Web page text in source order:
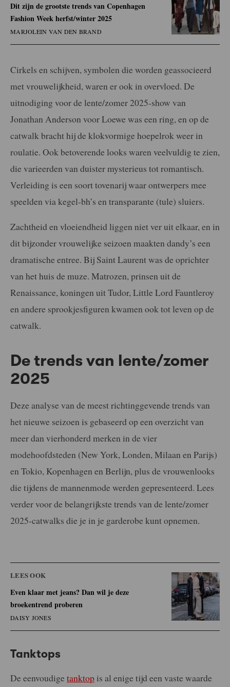
Dit zijn de grootste trends van Copenhagen
Fashion Week herfst/winter 2025
MARJOLEIN VAN DEN BRAND
Cirkels en schijven, symbolen die worden geassocieerd
met vrouwelijkheid, waren er ook in overvloed. De
uitnodiging voor de lente/zomer 2025-show van
Jonathan Anderson voor Loewe was een ring, en op de
catwalk bracht hij de klokvormige hoepelrok weer in
roulatie. Ook betoverende looks waren veelvuldig te zien,
die varieerden van duister mysterieus tot romantisch.
Verleiding is een soort tovenarij waar ontwerpers mee
speelden via kegel-bh’s en transparante (tule) sluiers.
Zachtheid en vloeiendheid liggen niet ver uit elkaar, en in
dit bijzonder vrouwelijke seizoen maakten dandy’s een
dramatische entree. Bij Saint Laurent was de oprichter
van het huis de muze. Matrozen, prinsen uit de
Renaissance, koningen uit Tudor, Little Lord Fauntleroy
en andere sprookjesfiguren kwamen ook tot leven op de
catwalk.
De trends van lente/zomer
2025
Deze analyse van de meest richtinggevende trends van
het nieuwe seizoen is gebaseerd op een overzicht van
meer dan vierhonderd merken in de vier
modehoofdsteden (New York, Londen, Milaan en Parijs)
en Tokio, Kopenhagen en Berlijn, plus de vrouwenlooks
die tijdens de mannenmode werden gepresenteerd. Lees
verder voor de belangrijkste trends van de lente/zomer
2025-catwalks die je in je garderobe kunt opnemen.
LEES OOK
Even klaar met jeans? Dan wil je deze
broekentrend proberen
DAISY JONES
Tanktops
De eenvoudige tanktop is al enige tijd een vaste waarde